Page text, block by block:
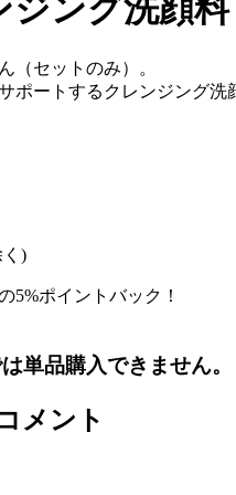
ジング洗顔料
（セットのみ）。
ポートするクレンジング洗
く)
単品購入できません。
メント